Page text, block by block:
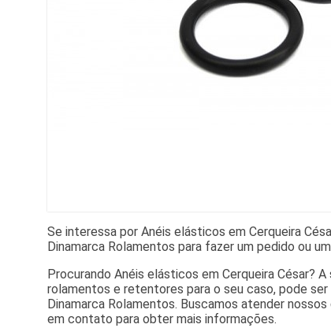
Se interessa por Anéis elásticos em Cerqueira
Dinamarca Rolamentos para fazer um pedido ou
Procurando Anéis elásticos em Cerqueira César?
rolamentos e retentores para o seu caso, pode
Dinamarca Rolamentos. Buscamos atender
em contato para obter mais informações.